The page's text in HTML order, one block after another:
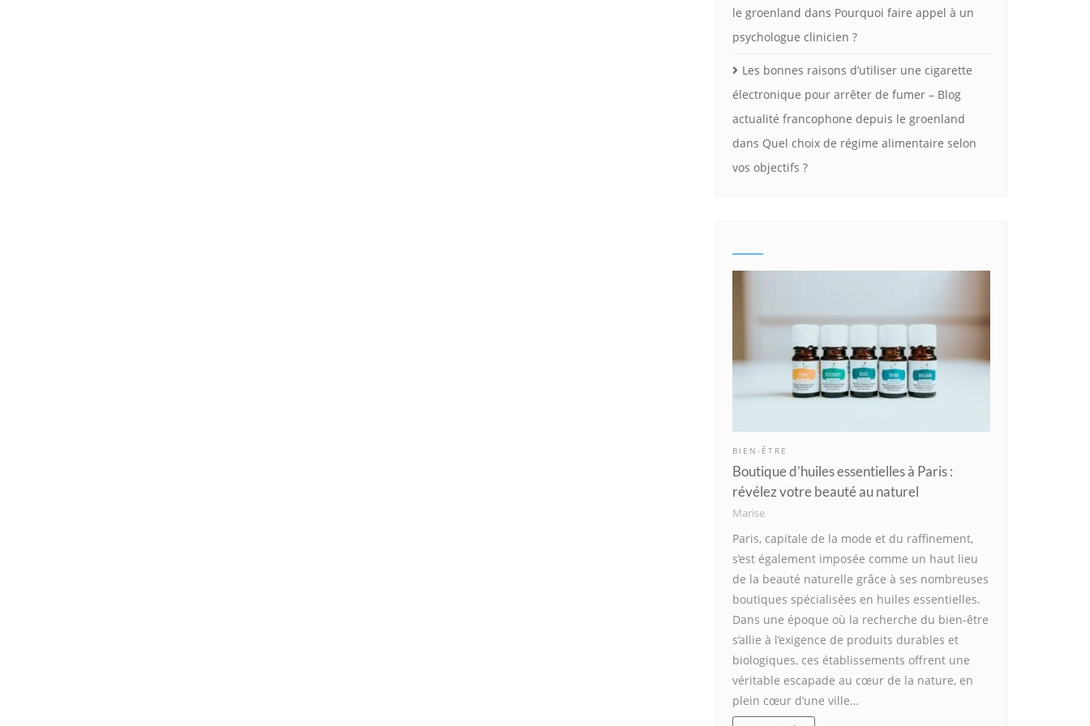
le groenland dans Pourquoi faire appel à un
psychologue clinicien ?
Les bonnes raisons d’utiliser une cigarette
électronique pour arrêter de fumer – Blog
actualité francophone depuis le groenland
dans Quel choix de régime alimentaire selon
vos objectifs ?
BIEN-ÊTRE
Boutique d’huiles essentielles à Paris :
révélez votre beauté au naturel
Marise
Paris, capitale de la mode et du raffinement,
s’est également imposée comme un haut lieu
de la beauté naturelle grâce à ses nombreuses
boutiques spécialisées en huiles essentielles.
Dans une époque où la recherche du bien-être
s’allie à l’exigence de produits durables et
biologiques, ces établissements offrent une
véritable escapade au cœur de la nature, en
plein cœur d’une ville…